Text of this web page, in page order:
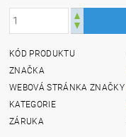
KÓD PRODUKTU
ZNAČKA
WEBOVÁ STRÁNKA ZNAČKY
KATEGORIE
ZÁRUKA